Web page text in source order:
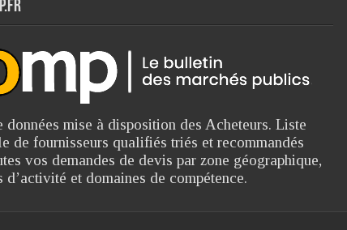
données mise à disposition des Acheteurs. Liste
de fournisseurs qualifiés triés et recommandés
vos demandes de devis par zone géographique,
d’activité et domaines de compétence.